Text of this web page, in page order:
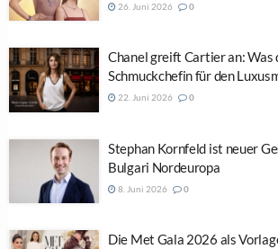
26. Juni 2026 0
Chanel greift Cartier an: Was
Schmuckchefin für den
22. Juni 2026 0
Stephan Kornfeld ist neuer
Bulgari Nordeuropa
8. Juni 2026 0
Die Met Gala 2026 als